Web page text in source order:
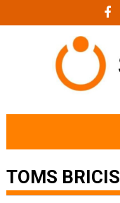
TOMS BRICIS